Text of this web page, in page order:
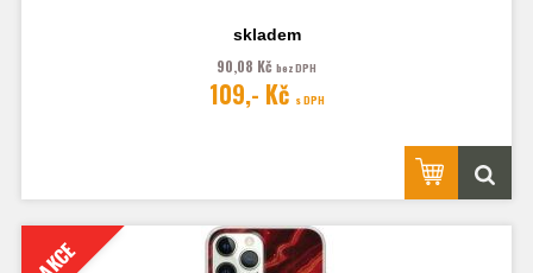
skladem
90,08 Kč bez DPH
109,- Kč s DPH
AKCE